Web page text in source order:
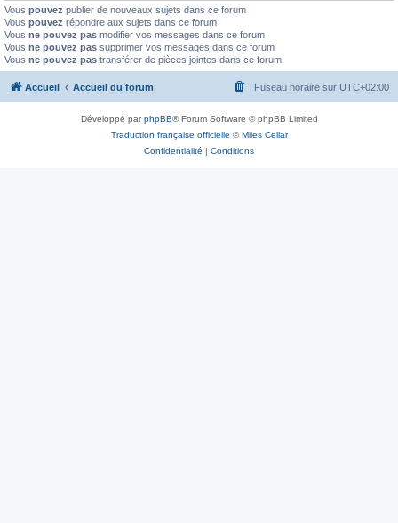
Vous pouvez publier de nouveaux sujets dans ce forum
Vous pouvez répondre aux sujets dans ce forum
Vous ne pouvez pas modifier vos messages dans ce forum
Vous ne pouvez pas supprimer vos messages dans ce forum
Vous ne pouvez pas transférer de pièces jointes dans ce forum
Accueil Accueil du forum Fuseau horaire sur UTC+02:00
Développé parphpBB® Forum Software © phpBB Limited
Traduction française officielle ©Miles Cellar
Confidentialité | Conditions